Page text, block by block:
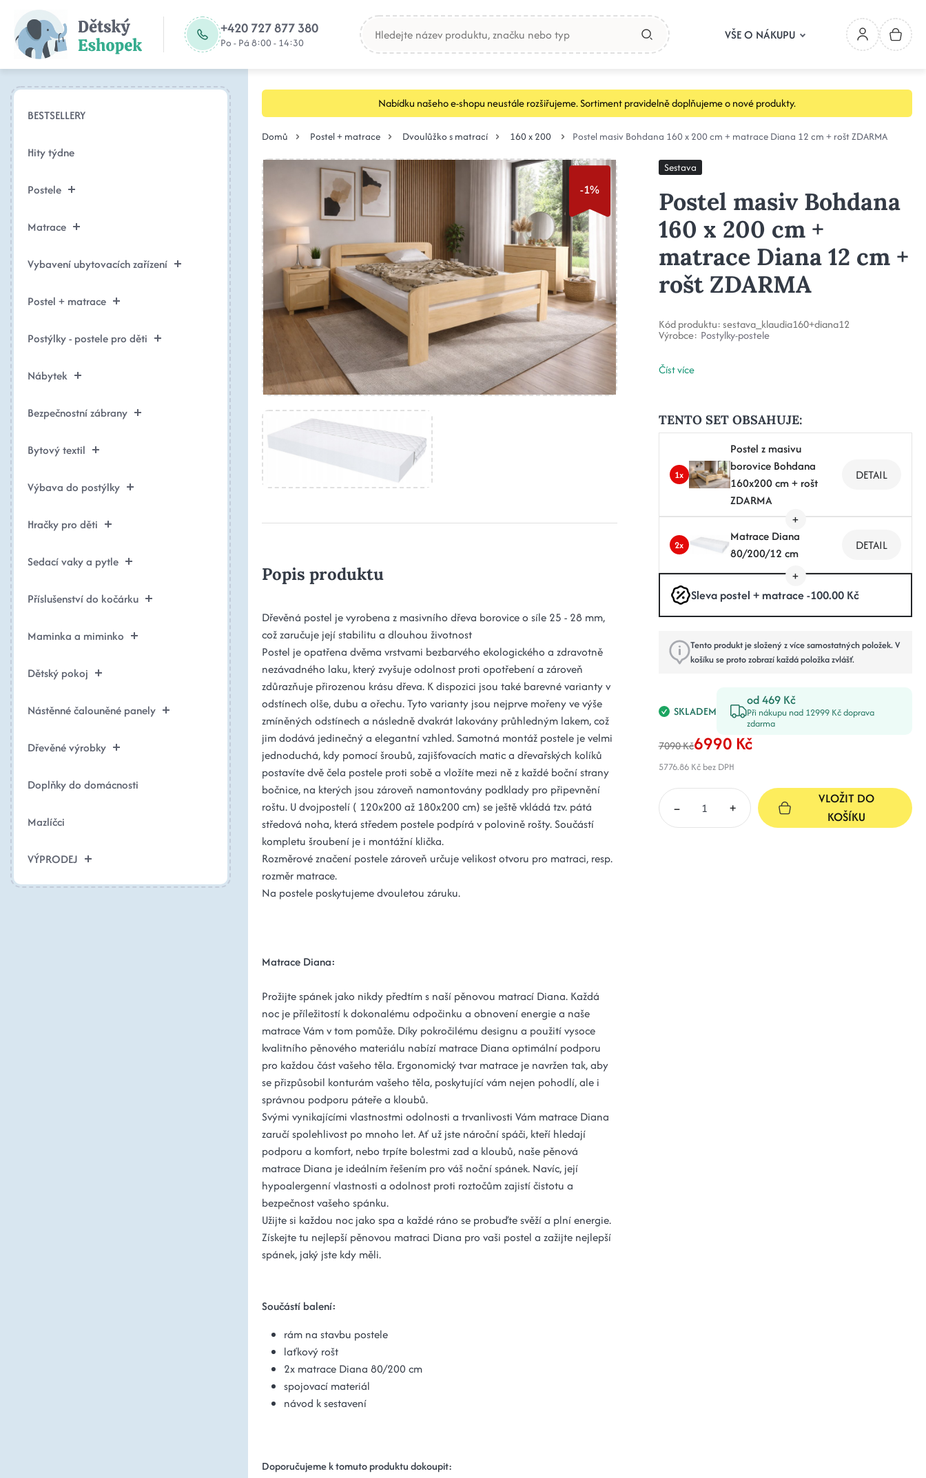
+420 727 877 380
Po - Pá 8:00 - 14:30
VŠE O NÁKUPU
BESTSELLERY
Hity týdne
Postele
Matrace
Vybavení ubytovacích zařízení
Postel + matrace
Postýlky - postele pro děti
Nábytek
Bezpečnostní zábrany
Bytový textil
Výbava do postýlky
Hračky pro děti
Sedací vaky a pytle
Příslušenství do kočárku
Maminka a miminko
Dětský pokoj
Nástěnné čalouněné panely
Dřevěné výrobky
Doplňky do domácnosti
Mazlíčci
VÝPRODEJ
Nabídku našeho e-shopu neustále rozšiřujeme. Sortiment pravidelně doplňujeme o nové produkty.
Domů Postel + matrace Dvoulůžko s matrací 160 x 200 Postel masiv Bohdana 160 x 200 cm + matrace Diana 12 cm + rošt ZDARMA
-1%
Popis produktu
Dřevěná postel je vyrobena z masivního dřeva borovice o síle 25 - 28 mm,
což zaručuje její stabilitu a dlouhou životnost
Postel je opatřena dvěma vrstvami bezbarvého ekologického a zdravotně
nezávadného laku, který zvyšuje odolnost proti opotřebení a zároveň
zdůrazňuje přirozenou krásu dřeva. K dispozici jsou také barevné varianty v
odstínech olše, dubu a ořechu. Tyto varianty jsou nejprve mořeny ve výše
zmíněných odstínech a následně dvakrát lakovány průhledným lakem, což
jim dodává jedinečný a elegantní vzhled. Samotná montáž postele je velmi
jednoduchá, kdy pomocí šroubů, zajišťovacích matic a dřevařských kolíků
postavíte dvě čela postele proti sobě a vložíte mezi ně z každé boční strany
bočnice, na kterých jsou zároveň namontovány podklady pro připevnění
roštu. U dvojpostelí ( 120x200 až 180x200 cm) se ještě vkládá tzv. pátá
středová noha, která středem postele podpírá v polovině rošty. Součástí
kompletu šroubení je i montážní klička.
Rozměrové značení postele zároveň určuje velikost otvoru pro matraci, resp.
rozměr matrace.
Na postele poskytujeme dvouletou záruku.
Matrace Diana:
Prožijte spánek jako nikdy předtím s naší pěnovou matrací Diana. Každá
noc je příležitostí k dokonalému odpočinku a obnovení energie a naše
matrace Vám v tom pomůže. Díky pokročilému designu a použití vysoce
kvalitního pěnového materiálu nabízí matrace Diana optimální podporu
pro každou část vašeho těla. Ergonomický tvar matrace je navržen tak, aby
se přizpůsobil konturám vašeho těla, poskytující vám nejen pohodlí, ale i
správnou podporu páteře a kloubů.
Svými vynikajícími vlastnostmi odolnosti a trvanlivosti Vám matrace Diana
zaručí spolehlivost po mnoho let. Ať už jste nároční spáči, kteří hledají
podporu a komfort, nebo trpíte bolestmi zad a kloubů, naše pěnová
matrace Diana je ideálním řešením pro váš noční spánek. Navíc, její
hypoalergenní vlastnosti a odolnost proti roztočům zajistí čistotu a
bezpečnost vašeho spánku.
Užijte si každou noc jako spa a každé ráno se probuďte svěží a plní energie.
Získejte tu nejlepší pěnovou matraci Diana pro vaši postel a zažijte nejlepší
spánek, jaký jste kdy měli.
Součástí balení:
rám na stavbu postele
laťkový rošt
2x matrace Diana 80/200 cm
spojovací materiál
návod k sestavení
Doporučujeme k tomuto produktu dokoupit:
Sestava
Postel masiv Bohdana
160 x 200 cm +
matrace Diana 12 cm +
rošt ZDARMA
Kód produktu: sestava_klaudia160+diana12
Výrobce: Postylky-postele
Číst více
TENTO SET OBSAHUJE:
1x
Postel z masivu
borovice Bohdana
160x200 cm + rošt
ZDARMA
DETAIL
2x
Matrace Diana
80/200/12 cm
DETAIL
Sleva postel + matrace -100.00 Kč
Tento produkt je složený z více samostatných položek. V
košíku se proto zobrazí každá položka zvlášť.
SKLADEM
od 469 Kč
Při nákupu nad 12999 Kč doprava
zdarma
7090 Kč6990 Kč
5776.86 Kčbez DPH
– +
VLOŽIT DO
KOŠÍKU